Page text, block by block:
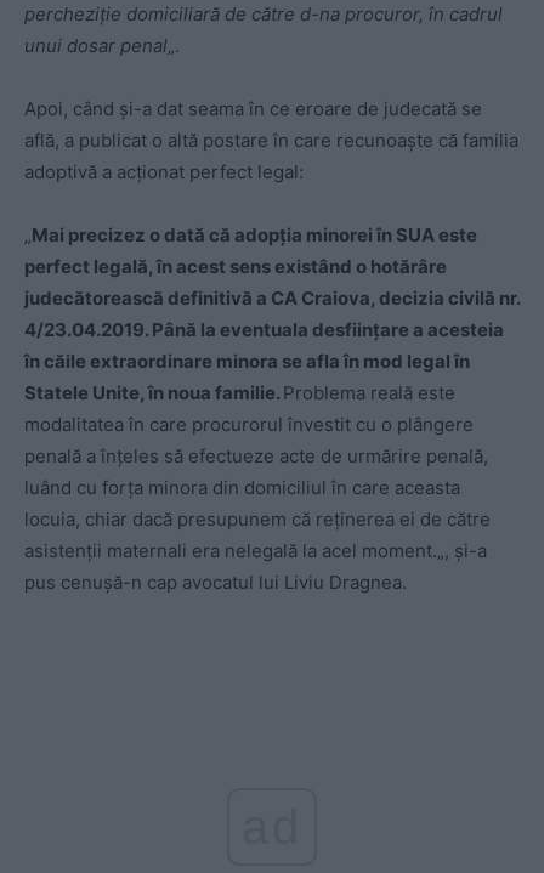
percheziție domiciliară de către d-na procuror, în cadrul
unui dosar penal„.
Apoi, când şi-a dat seama în ce eroare de judecată se
află, a publicat o altă postare în care recunoaşte că familia
adoptivă a acţionat perfect legal:
„Mai precizez o dată că adopția minorei în SUA este
perfect legală, în acest sens existând o hotărâre
judecătorească definitivă a CA Craiova, decizia civilă nr.
4/23.04.2019. Până la eventuala desființare a acesteia
în căile extraordinare minora se afla în mod legal în
Statele Unite, în noua familie. Problema reală este
modalitatea în care procurorul învestit cu o plângere
penală a înțeles să efectueze acte de urmărire penală,
luând cu forța minora din domiciliul în care aceasta
locuia, chiar dacă presupunem că reținerea ei de către
asistenții maternali era nelegală la acel moment.„, şi-a
pus cenuşă-n cap avocatul lui Liviu Dragnea.